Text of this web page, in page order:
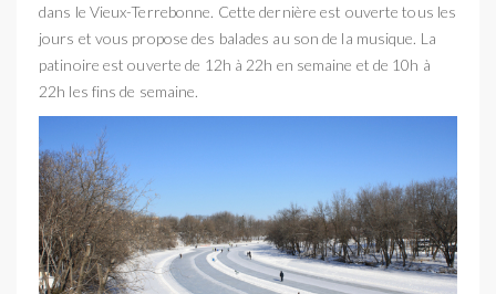
dans le Vieux-Terrebonne. Cette dernière est ouverte tous les
jours et vous propose des balades au son de la musique. La
patinoire est ouverte de 12h à 22h en semaine et de 10h à
22h les fins de semaine.